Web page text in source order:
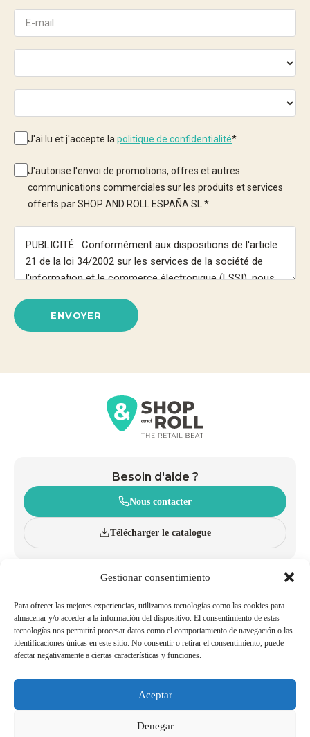
Gestionar consentimiento
Para ofrecer las mejores experiencias, utilizamos tecnologías como las cookies para
almacenar y/o acceder a la información del dispositivo. El consentimiento de estas
tecnologías nos permitirá procesar datos como el comportamiento de navegación o las
identificaciones únicas en este sitio. No consentir o retirar el consentimiento, puede
afectar negativamente a ciertas características y funciones.
Aceptar
Denegar
J'ai lu et j'accepte la politique de confidentialité*
J'autorise l'envoi de promotions, offres et autres
communications commerciales sur les produits et services
offerts par SHOP AND ROLL ESPAÑA SL. *
ENVOYER
Besoin d'aide ?
Nous contacter
Télécharger le catalogue
CATALOGUE
BLOG
CHARIOTS
PANIERS À MAIN
ACCESSOIRES
POLITIQUES QUALITÉ ET
ENVIRONNEMENT
TRAVAILLER AVEC NOUS